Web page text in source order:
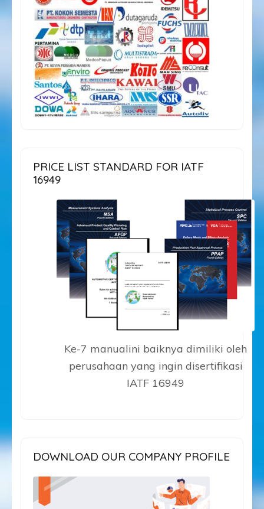
PRICE LIST STANDARD FOR IATF
16949
Ke-7 manualini baiknya dimiliki oleh
perusahaan yang ingin disertifikasi
IATF 16949
DOWNLOAD OUR COMPANY PROFILE